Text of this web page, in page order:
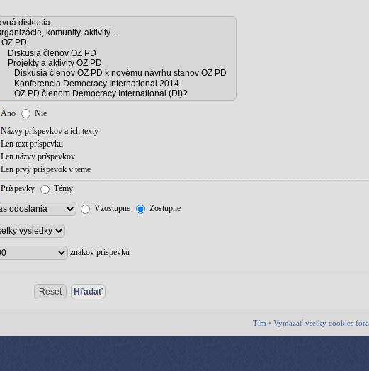
Áno
Nie
Názvy príspevkov a ich texty
Len text príspevku
Len názvy príspevkov
Len prvý príspevok v téme
Príspevky
Témy
Vzostupne Zostupne
znakov príspevku
Tím • Vymazať všetky cookies fóra